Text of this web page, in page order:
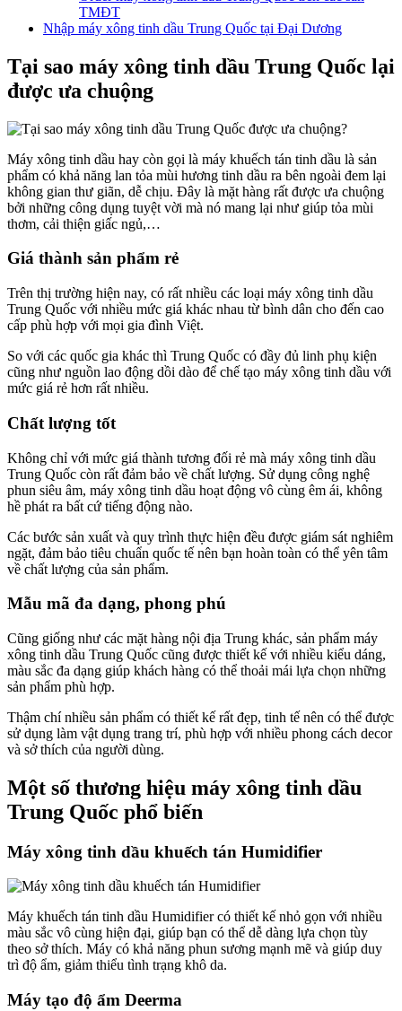
TMĐT
Nhập máy xông tinh dầu Trung Quốc tại Đại Dương
Tại sao máy xông tinh dầu Trung Quốc lại
được ưa chuộng
Máy xông tinh dầu hay còn gọi là máy khuếch tán tinh dầu là sản
phẩm có khả năng lan tỏa mùi hương tinh dầu ra bên ngoài đem lại
không gian thư giãn, dễ chịu. Đây là mặt hàng rất được ưa chuộng
bởi những công dụng tuyệt vời mà nó mang lại như giúp tỏa mùi
thơm, cải thiện giấc ngủ,…
Giá thành sản phẩm rẻ
Trên thị trường hiện nay, có rất nhiều các loại máy xông tinh dầu
Trung Quốc với nhiều mức giá khác nhau từ bình dân cho đến cao
cấp phù hợp với mọi gia đình Việt.
So với các quốc gia khác thì Trung Quốc có đầy đủ linh phụ kiện
cũng như nguồn lao động dồi dào để chế tạo máy xông tinh dầu với
mức giá rẻ hơn rất nhiều.
Chất lượng tốt
Không chỉ với mức giá thành tương đối rẻ mà máy xông tinh dầu
Trung Quốc còn rất đảm bảo về chất lượng. Sử dụng công nghệ
phun siêu âm, máy xông tinh dầu hoạt động vô cùng êm ái, không
hề phát ra bất cứ tiếng động nào.
Các bước sản xuất và quy trình thực hiện đều được giám sát nghiêm
ngặt, đảm bảo tiêu chuẩn quốc tế nên bạn hoàn toàn có thể yên tâm
về chất lượng của sản phẩm.
Mẫu mã đa dạng, phong phú
Cũng giống như các mặt hàng nội địa Trung khác, sản phẩm máy
xông tinh dầu Trung Quốc cũng được thiết kế với nhiều kiểu dáng,
màu sắc đa dạng giúp khách hàng có thể thoải mái lựa chọn những
sản phẩm phù hợp.
Thậm chí nhiều sản phẩm có thiết kế rất đẹp, tinh tế nên có thể được
sử dụng làm vật dụng trang trí, phù hợp với nhiều phong cách decor
và sở thích của người dùng.
Một số thương hiệu máy xông tinh dầu
Trung Quốc phổ biến
Máy xông tinh dầu khuếch tán Humidifier
Máy khuếch tán tinh dầu Humidifier có thiết kế nhỏ gọn với nhiều
màu sắc vô cùng hiện đại, giúp bạn có thể dễ dàng lựa chọn tùy
theo sở thích. Máy có khả năng phun sương mạnh mẽ và giúp duy
trì độ ẩm, giảm thiểu tình trạng khô da.
Máy tạo độ ẩm Deerma